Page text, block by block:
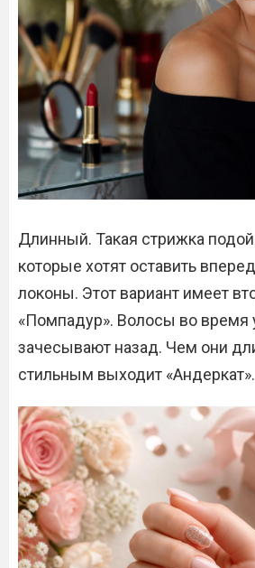
Длинный. Такая стрижка
которые хотят оставить
локоны. Этот вариант имеет
«Помпадур». Волосы во время
зачесывают назад. Чем они
стильным выходит «Андеркат».